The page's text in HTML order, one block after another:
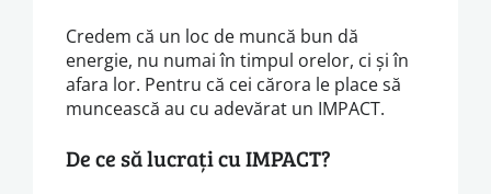
Credem că un loc de muncă bun dă
energie, nu numai în timpul orelor, ci și în
afara lor. Pentru că cei cărora le place să
muncească au cu adevărat un IMPACT.
De ce să lucrați cu IMPACT?